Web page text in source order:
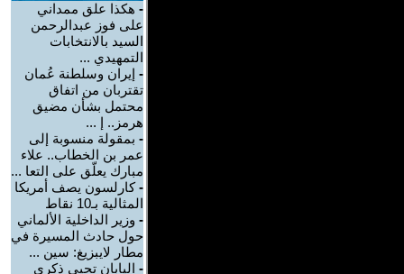
- هكذا علق ممداني
على فوز عبدالرحمن
السيد بالانتخابات
التمهيدي ...
- إيران وسلطنة عُمان
تقتربان من اتفاق
محتمل بشأن مضيق
هرمز.. إ ...
- بمقولة منسوبة إلى
عمر بن الخطاب.. علاء
مبارك يعلّق على التعا ...
-كارلسون يصف أمريكا
المثالية بـ10 نقاط
- وزير الداخلية الألماني
حول حادث المسيرة في
مطار لايبزيغ: سين ...
- اليابان تحيي ذكرى